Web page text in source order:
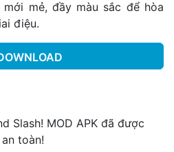
mẻ, đầy màu sắc để hòa
điệu.
Slash! MOD APK đã được
toàn!